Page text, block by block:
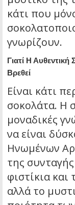
κάτι που
γνωρίζουν.
Γιατί Η
Βρεθεί
Είναι κάτι
σοκολάτα. Η
μοναδικές
να είναι
Ηνωμένων
της
φιστίκια
αλλά το